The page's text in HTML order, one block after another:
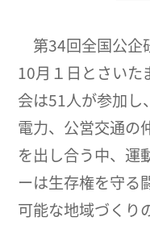
第34回全国公企
10月１日とさいた
会は51人が参加し
電力、公営交通の
を出し合う中、運
ーは生存権を守る
可能な地域づくり